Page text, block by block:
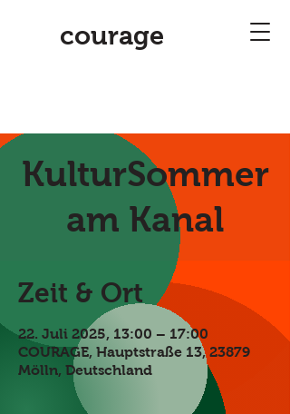
courage
KulturSommer
am Kanal
Zeit & Ort
22. Juli 2025, 13:00 – 17:00
COURAGE, Hauptstraße 13, 23879
Mölln, Deutschland